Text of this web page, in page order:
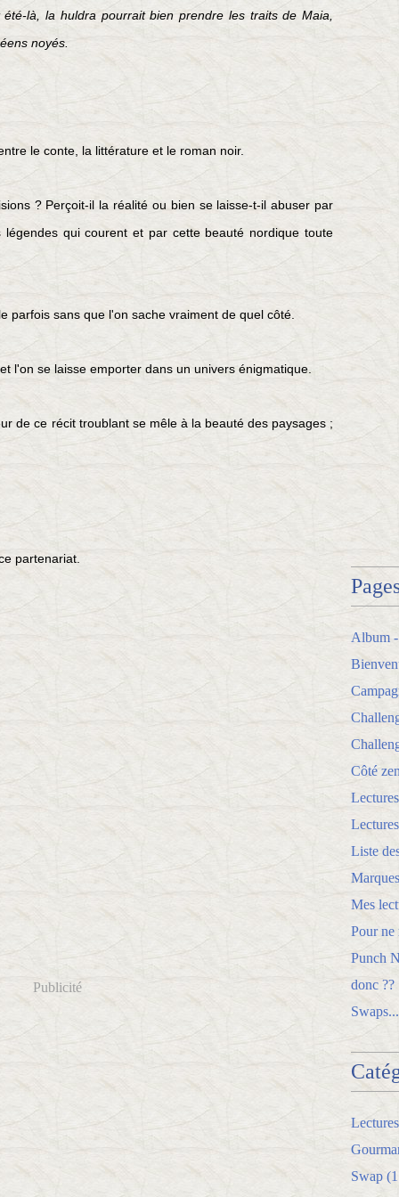
là, la huldra pourrait bien prendre les traits de Maia,
noyés.
le conte, la littérature et le roman noir.
? Perçoit-il la réalité ou bien se laisse-t-il abuser par
qui courent et par cette beauté nordique toute
parfois sans que l'on sache vraiment de quel côté.
l'on se laisse emporter dans un univers énigmatique.
de ce récit troublant se mêle à la beauté des paysages ;
partenariat.
Publicité
Album
Côté
Liste
Mes
Pour ne
Punch
donc ??
Lectures
Swap